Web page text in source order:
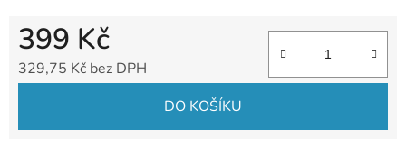
399 Kč
329,75 Kč bez DPH
DO KOŠÍKU